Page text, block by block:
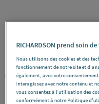
TEN REF :
RICHARDSON prend soin
Nous utilisons des cookies et des
fonctionnement de notre site et
également, avec votre
interagissez avec notre contenu et
vous consentez à l’utilisation des
conformément à notre Politique